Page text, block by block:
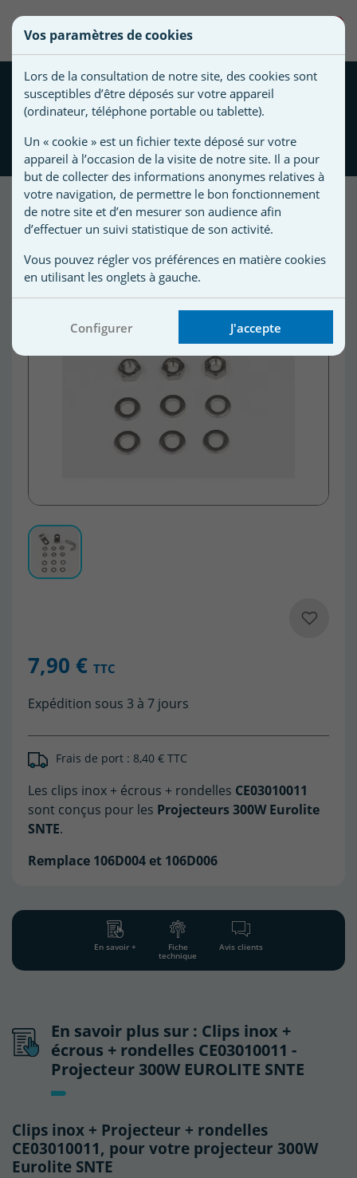
Clips inox + écrous +
rondelles CE03010011 -
SNTE
7,90 € TTC
Expédition sous 3 à 7 jours
Frais de port : 8,40 € TTC
Les clips inox + écrous + rondelles CE03010011
sont conçus pour les Projecteurs 300W Eurolite
SNTE.
Remplace 106D004 et 106D006
En savoir + Fiche
technique
Avis clients
En savoir plus sur : Clips inox +
écrous + rondelles CE03010011 -
Projecteur 300W EUROLITE SNTE
Clips inox + Projecteur + rondelles
CE03010011, pour votre projecteur 300W
Eurolite SNTE
Créer une nouvelle liste
une
liste
Nom de
d'envies
Vous
devez
être
connecté
pour
ajouter
des
produits
à
votre
liste
Vos paramètres de cookies
Lors de la consultation de notre site, des cookies sont
susceptibles d’être déposés sur votre appareil
(ordinateur, téléphone portable ou tablette).
Un « cookie » est un fichier texte déposé sur votre
appareil à l’occasion de la visite de notre site. Il a pour
but de collecter des informations anonymes relatives à
votre navigation, de permettre le bon fonctionnement
de notre site et d’en mesurer son audience afin
d’effectuer un suivi statistique de son activité.
Vous pouvez régler vos préférences en matière cookies
en utilisant les onglets à gauche.
Configurer J'accepte